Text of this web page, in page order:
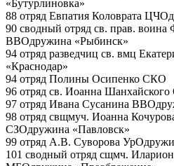
«Бутурлиновка»
88 отряд Евпатия Коловрата ЦЧО
90 сводный отряд cв. прав. воина
ВВОдружина «Рыбинск»
94 отряд разведчиц св. вмц
«Краснодар»
94 отряд Полины Осипенко СКО
96 отряд св. Иоанна Шанхайского
97 отряд Ивана Сусанина ВВО
98 отряд свщмуч. Иоанна
СЗОдружина «Павловск»
99 отряд А.В. Суворова УрО
101 сводный отряд сщмч.